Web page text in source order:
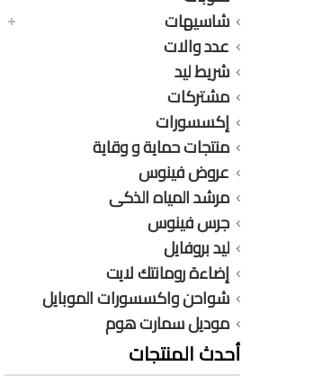
شاسيهات
عدد والات
شريط ليد
مشتركات
إكسسورات
منتجات حماية و وقاية
عروض فينوس
مرشد المياه الذكى
جرس فينوس
ليد بروفايل
إضاءة رومانتك لايت
شواحن واكسسورات الموبايل
موديل سمارت هوم
أحدث المنتجات